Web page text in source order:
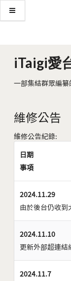
iTaigi愛
一部集結群眾編
維修公告
維修公告紀錄:
日期
事項
2024.11.29
由於後台仍收到
2024.11.10
更新外部超連結
2024.11.7